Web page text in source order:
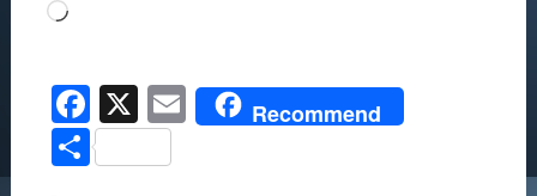
読
み
中…
F
a
X
E
Recommend
共